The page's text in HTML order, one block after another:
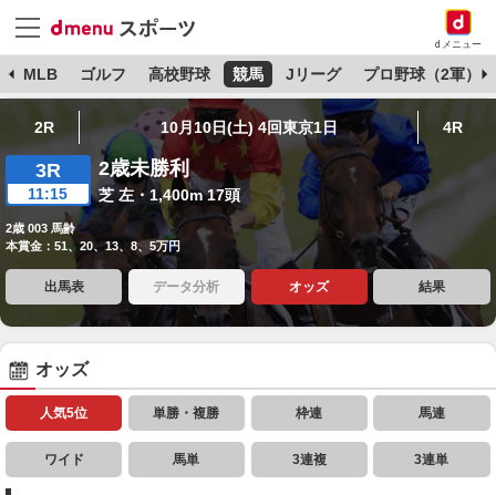
dメニュー
MLB ゴルフ 高校野球 競馬 Jリーグ プロ野球（2軍）
2R 10月10日(土) 4回東京1日 4R
3R
11:15
2歳未勝利
芝 左・1,400m 17頭
2歳 003 馬齢
本賞金：51、20、13、8、5万円
出馬表 データ分析 オッズ 結果
オッズ
人気5位 単勝・複勝 枠連 馬連
ワイド 馬単 3連複 3連単